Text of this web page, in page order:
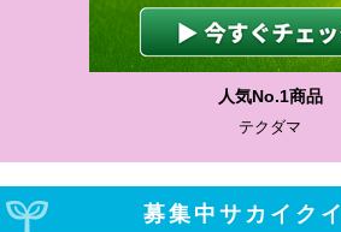
人気No.1商品
テクダマ
募集中サカイク